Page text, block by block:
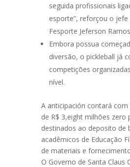
seguida profissionais
esporte”, reforçou o jefe
Fesporte Jeferson
Embora possua
diversão, o pickleball já
competições
nível.
A anticipación contará
de R$ 3,eight milhões zero
destinados ao deposito de
acadêmicos de Educação
de materiais e
O Governo de Santa Claus